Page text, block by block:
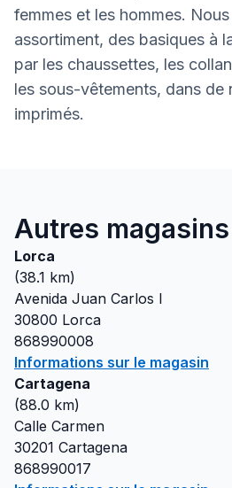
femmes et les hommes.
assortiment, des basiques à
par les chaussettes, les
les sous-vêtements, dans de
imprimés.
Autres
Lorca
(38.1 km)
Avenida Juan Carlos I
30800 Lorca
868990008
Informations sur le magasin
Cartagena
(88.0 km)
Calle Carmen
30201 Cartagena
868990017